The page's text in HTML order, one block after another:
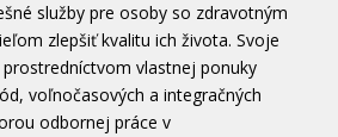
služby pre osoby so zdravotným
zlepšiť kvalitu ich života. Svoje
vlastnej ponuky
voľnočasových a integračných
odbornej práce v